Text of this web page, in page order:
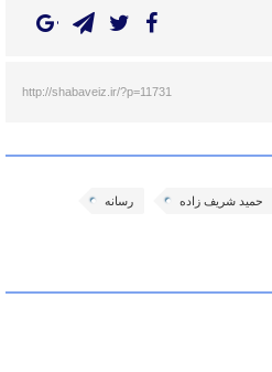
http://shabaveiz.ir/?p=11731
حمید شریف زاده رسانه